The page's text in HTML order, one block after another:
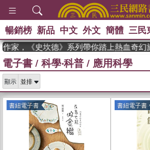
熱搜： 東野圭吾
、 The Odyssey
獎 臺灣漫遊錄
登輝時代 、 數
偉大的迷走神經
暢銷榜 新品 中文 外文 簡體 三民
史坎德》系列帶你踏上熱血奇幻旅程
電子書 / 科學‧科普 / 應用科學
顯示
書紐電子書 書紐電子書